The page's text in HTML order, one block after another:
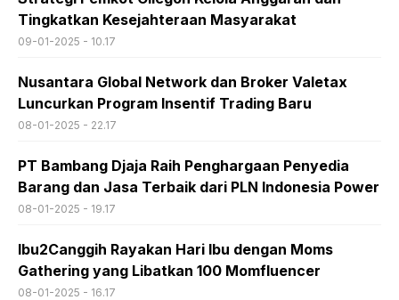
Tingkatkan Kesejahteraan Masyarakat
09-01-2025 - 10.17
Nusantara Global Network dan Broker Valetax
Luncurkan Program Insentif Trading Baru
08-01-2025 - 22.17
PT Bambang Djaja Raih Penghargaan Penyedia
Barang dan Jasa Terbaik dari PLN Indonesia Power
08-01-2025 - 19.17
Ibu2Canggih Rayakan Hari Ibu dengan Moms
Gathering yang Libatkan 100 Momfluencer
08-01-2025 - 16.17